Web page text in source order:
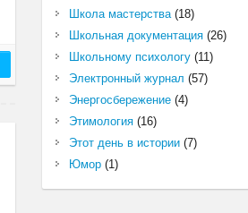
Школа мастерства(18)
Школьная документация(26)
Школьному психологу(11)
Электронный журнал (57)
Энергосбережение(4)
Этимология(16)
Этот день в истории(7)
Юмор(1)